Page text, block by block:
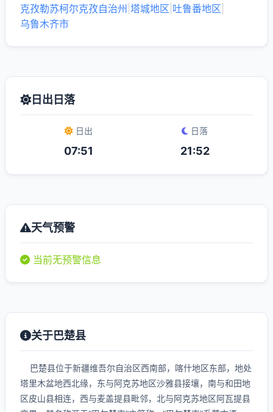
克孜勒苏柯尔克孜自治州 塔城地区 吐鲁番地区
乌鲁木齐市
日出日落
日出
07:51
日落
21:52
天气预警
当前无预警信息
关于巴楚县
巴楚县位于新疆维吾尔自治区西南部，喀什地区东部，地处
塔里木盆地西北缘，东与阿克苏地区沙雅县接壤，南与和田地
区皮山县相连，西与麦盖提县毗邻，北与阿克苏地区阿瓦提县